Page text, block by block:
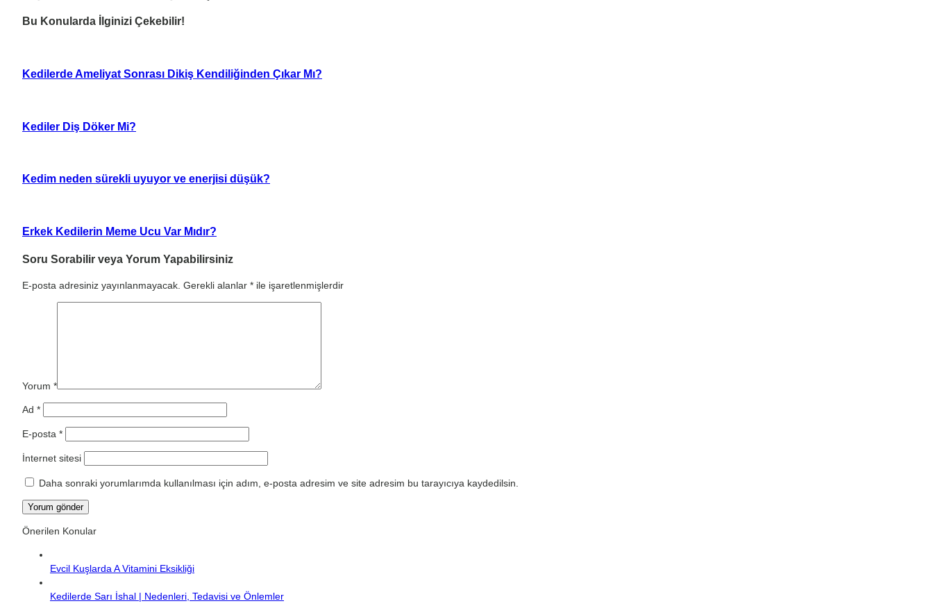
Bu Konularda İlginizi Çekebilir!
Kedilerde Ameliyat Sonrası Dikiş Kendiliğinden Çıkar Mı?
Kediler Diş Döker Mi?
Kedim neden sürekli uyuyor ve enerjisi düşük?
Erkek Kedilerin Meme Ucu Var Mıdır?
Soru Sorabilir veya Yorum Yapabilirsiniz
E-posta adresiniz yayınlanmayacak. Gerekli alanlar * ile işaretlenmişlerdir
Yorum *
Ad *
E-posta *
İnternet sitesi
Daha sonraki yorumlarımda kullanılması için adım, e-posta adresim ve site adresim bu tarayıcıya kaydedilsin.
Önerilen Konular
Evcil Kuşlarda A Vitamini Eksikliği
Kedilerde Sarı İshal | Nedenleri, Tedavisi ve Önlemler